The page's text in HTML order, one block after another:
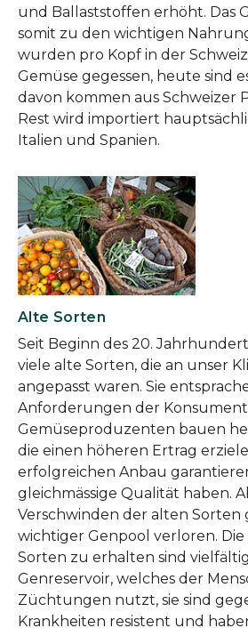
und Ballaststoffen erhöht. Das
somit zu den wichtigen
wurden pro Kopf in der
Gemüse gegessen, heute sind
davon kommen aus Schweizer
Rest wird importiert
Italien und Spanien.
Show larger version
Alte Sorten
Seit Beginn des 20.
viele alte Sorten, die an unser
angepasst waren. Sie
Anforderungen der
Gemüseproduzenten bauen
die einen höheren Ertrag
erfolgreichen Anbau
gleichmässige Qualität haben.
Verschwinden der alten Sorten
wichtiger Genpool verloren.
Sorten zu erhalten sind
Genreservoir, welches der
Züchtungen nutzt, sie sind
Krankheiten resistent und